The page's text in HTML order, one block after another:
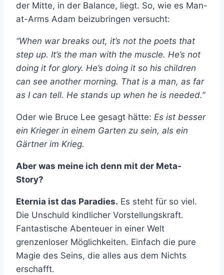
der Mitte, in der Balance, liegt. So, wie es Man-
at-Arms Adam beizubringen versucht:
“When war breaks out, it’s not the poets that
step up. It’s the man with the muscle. He’s not
doing it for glory. He’s doing it so his children
can see another morning. That is a man, as far
as I can tell. He stands up when he is needed.”
Oder wie Bruce Lee gesagt hätte: Es ist besser
ein Krieger in einem Garten zu sein, als ein
Gärtner im Krieg.
Aber was meine ich denn mit der Meta-
Story?
Eternia ist das Paradies. Es steht für so viel.
Die Unschuld kindlicher Vorstellungskraft.
Fantastische Abenteuer in einer Welt
grenzenloser Möglichkeiten. Einfach die pure
Magie des Seins, die alles aus dem Nichts
erschafft.